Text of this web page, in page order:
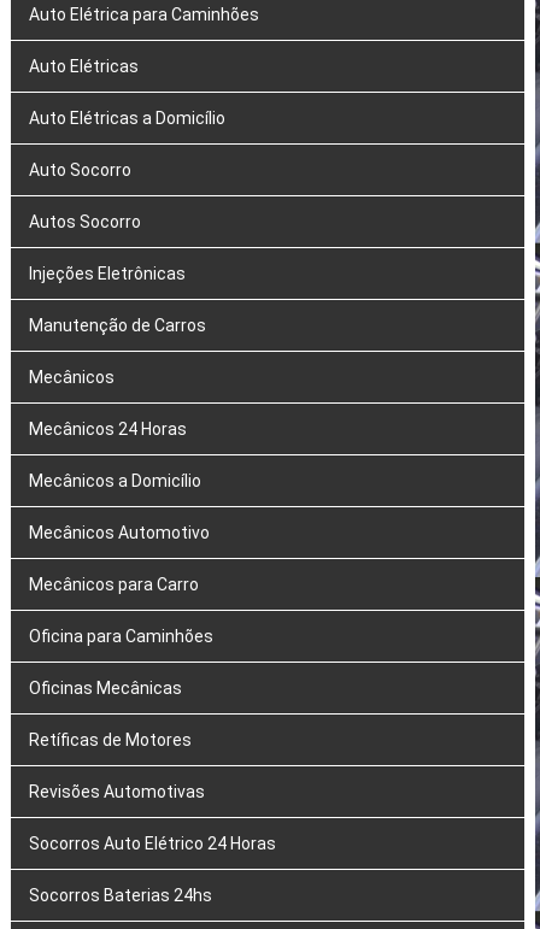
Auto Elétrica para Caminhões
Auto Elétricas
Auto Elétricas a Domicílio
Auto Socorro
Autos Socorro
Injeções Eletrônicas
Manutenção de Carros
Mecânicos
Mecânicos 24 Horas
Mecânicos a Domicílio
Mecânicos Automotivo
Mecânicos para Carro
Oficina para Caminhões
Oficinas Mecânicas
Retíficas de Motores
Revisões Automotivas
Socorros Auto Elétrico 24 Horas
Socorros Baterias 24hs